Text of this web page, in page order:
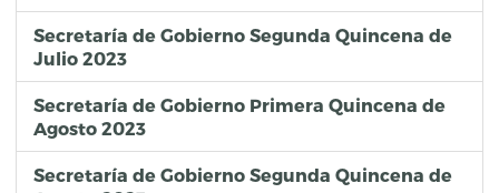
Secretaría de Gobierno Segunda Quincena de
Julio 2023
Secretaría de Gobierno Primera Quincena de
Agosto 2023
Secretaría de Gobierno Segunda Quincena de